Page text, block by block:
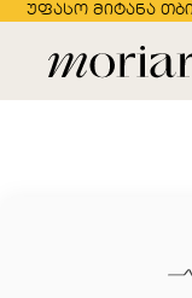
უფასო მიტანა